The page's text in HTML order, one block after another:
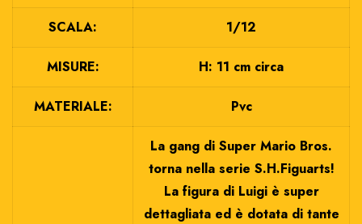
SCALA: 1/12
MISURE: H: 11 cm circa
MATERIALE: Pvc
La gang di Super Mario Bros.
torna nella serie S.H.Figuarts!
La figura di Luigi è super
dettagliata ed è dotata di tante